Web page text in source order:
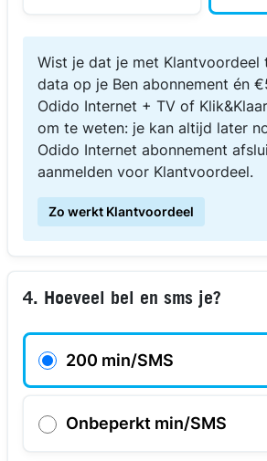
Wist je dat je met Klantvoordeel
data op je Ben abonnement én
Odido Internet + TV of
om te weten: je kan altijd later
Odido Internet abonnement
aanmelden voor Klantvoordeel.
Zo werkt Klantvoordeel
4. Hoeveel bel en sms je?
200 min/SMS
Onbeperkt min/SMS